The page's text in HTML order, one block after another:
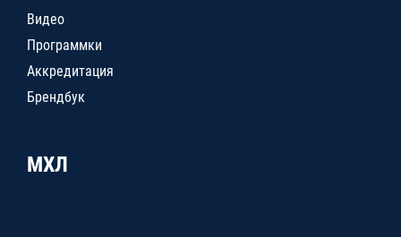
Видео
Программки
Аккредитация
Брендбук
МХЛ